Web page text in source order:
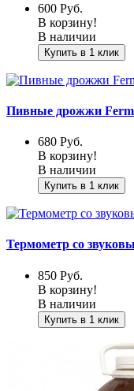
600 Руб.
В корзину!
В наличии
Купить в 1 клик
Пивные дрожжи
680 Руб.
В корзину!
В наличии
Купить в 1 клик
Термометр со
850 Руб.
В корзину!
В наличии
Купить в 1 клик